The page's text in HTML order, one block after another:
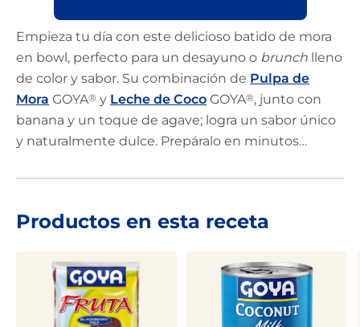
Empieza tu día con este delicioso batido de mora
en bowl, perfecto para un desayuno o brunch lleno
de color y sabor. Su combinación de Pulpa de
Mora GOYA® y Leche de Coco GOYA®, junto con
banana y un toque de agave; logra un sabor único
y naturalmente dulce. Prepáralo en minutos
mezcla suave y cremosa. Sírvelo en tazones y
avena. ¡Una opción práctica, nutritiva!
Productos en esta receta